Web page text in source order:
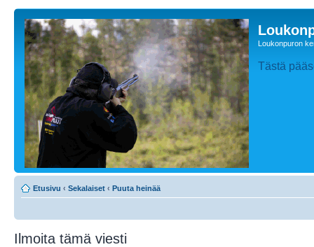
Loukonpuron
Tästä
Etusivu ‹ Sekalaiset ‹ Puuta heinää
Ilmoita tämä viesti